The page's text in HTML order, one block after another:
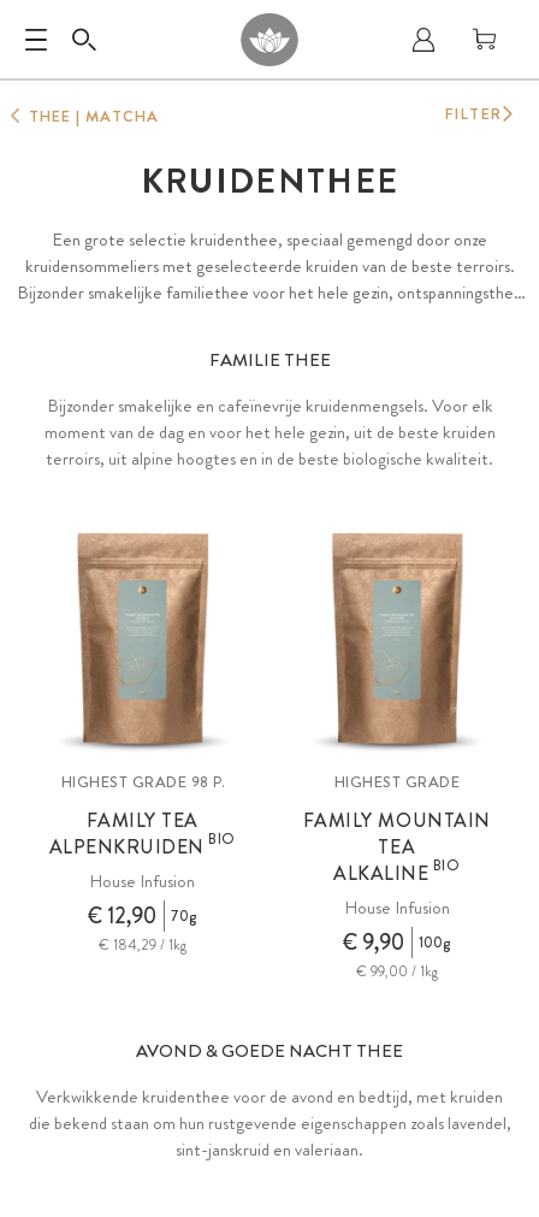
THEE | MATCHA
KRUIDENTHEE
Een grote selectie kruidenthee, speciaal gemengd door onze
kruidensommeliers met geselecteerde kruiden van de beste terroirs.
Bijzonder smakelijke familiethee voor het hele gezin, ontspanningsthee
FAMILIE THEE
Bijzonder smakelijke en cafeïnevrije kruidenmengsels. Voor elk
moment van de dag en voor het hele gezin, uit de beste kruiden
terroirs, uit alpine hoogtes en in de beste biologische kwaliteit.
HIGHEST GRADE 98 P.
FAMILY TEA
ALPENKRUIDENBIO
House Infusion
€ 12,90
70g
€ 184,29 / 1kg
HIGHEST GRADE
FAMILY MOUNTAIN
TEA
ALKALINEBIO
House Infusion
€ 9,90
100g
€ 99,00 / 1kg
AVOND & GOEDE NACHT THEE
Verkwikkende kruidenthee voor de avond en bedtijd, met kruiden
die bekend staan om hun rustgevende eigenschappen zoals lavendel,
sint-janskruid en valeriaan.
FILTER